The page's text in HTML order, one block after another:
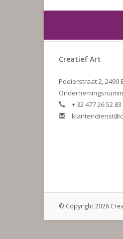
Creatief Art
Poeierstraat 2, 2490
+ 32 477 26 52 83
© Copyright 2026